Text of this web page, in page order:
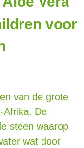
voor
van de grote
Afrika. De
steen waarop
wat door